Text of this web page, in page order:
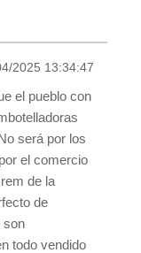
2025 13:34:47
el pueblo con
será por los
el comercio
de la
de
son
todo vendido